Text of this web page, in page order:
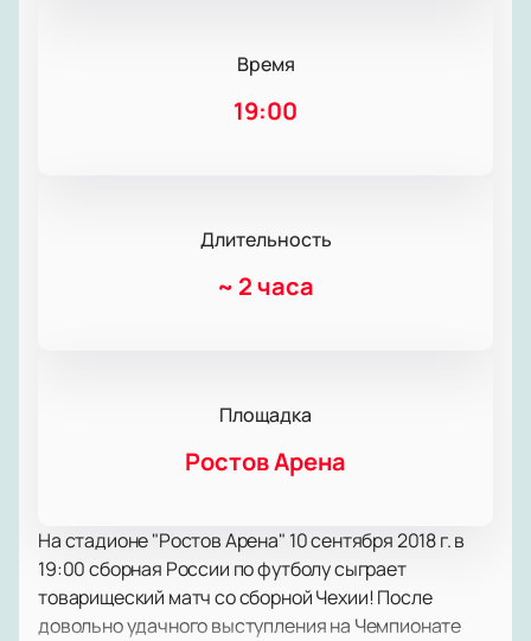
Время
19:00
Длительность
~ 2 часа
Площадка
Ростов Арена
На стадионе "Ростов Арена" 10 сентября 2018 г. в
19:00 сборная России по футболу сыграет
товарищеский матч со сборной Чехии! После
довольно удачного выступления на Чемпионате